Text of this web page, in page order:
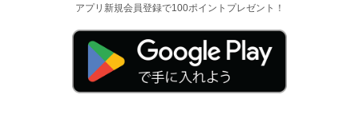
アプリ新規会員登録で100ポイントプレゼント！